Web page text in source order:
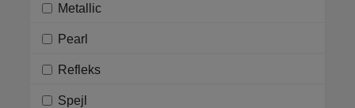
Metallic
Pearl
Refleks
Spejl